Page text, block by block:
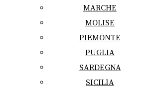
MARCHE
MOLISE
PIEMONTE
PUGLIA
SARDEGNA
SICILIA